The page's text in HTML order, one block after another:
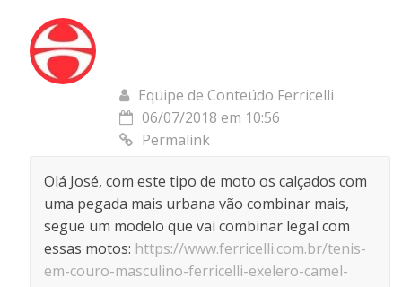
Equipe de Conteúdo Ferricelli
06/07/2018 em 10:56
Permalink
Olá José, com este tipo de moto os calçados com
uma pegada mais urbana vão combinar mais,
segue um modelo que vai combinar legal com
essas motos: https://www.ferricelli.com.br/tenis-
em-couro-masculino-ferricelli-exelero-camel-